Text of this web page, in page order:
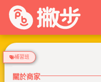
補習班
關於商家